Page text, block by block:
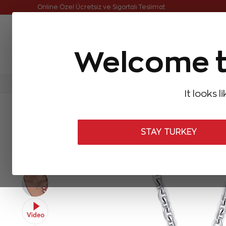
Welcome
It looks
STAY TURKEY
Online Özel 14 Gün Kayıpsız İade
Aynı Gün Kargo Çok Satanlar